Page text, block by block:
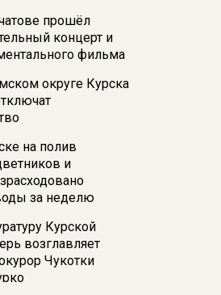
прошёл
концерт и
фильма
округе Курска
на полив
и
за неделю
Курской
возглавляет
Чукотки